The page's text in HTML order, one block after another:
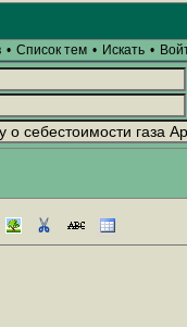
• Список тем • Искать •